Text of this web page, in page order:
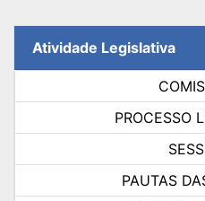
Atividade Legislativa
PROCESSO
PAUTAS